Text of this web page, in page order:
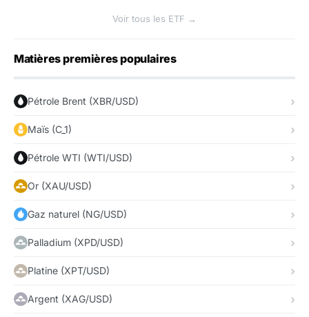
Voir tous les ETF →
Matières premières populaires
Pétrole Brent (XBR/USD)
Maïs (C_1)
Pétrole WTI (WTI/USD)
Or (XAU/USD)
Gaz naturel (NG/USD)
Palladium (XPD/USD)
Platine (XPT/USD)
Argent (XAG/USD)